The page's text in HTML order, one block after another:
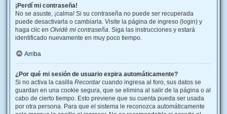
¡Perdí mi contraseña!
No se asuste, ¡calma! Si su contraseña no puede ser recuperada
puede desactivarla o cambiarla. Visite la página de ingreso (login) y
haga clic en Olvidé mi contraseña. Siga las instrucciones y estará
identificado nuevamente en muy poco tiempo.
Arriba
¿Por qué mi sesión de usuario expira automáticamente?
Si no activa la casilla Recordarcuando ingresa al foro, sus datos se
guardan en una cookie segura, que se elimina al salir de la página o al
cabo de cierto tiempo. Esto previene que su cuenta pueda ser usada
por otra persona. Para que el sistema le reconozca automáticamente